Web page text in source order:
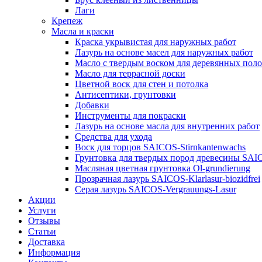
Лаги
Крепеж
Масла и краски
Краска укрывистая для наружных работ
Лазурь на основе масел для наружных работ
Масло с твердым воском для деревянных
Масло для террасной доски
Цветной воск для стен и потолка
Антисептики, грунтовки
Добавки
Инструменты для покраски
Лазурь на основе масла для внутренних работ
Средства для ухода
Воск для торцов SAICOS-Stirnkantenwachs
Грунтовка для твердых пород древесины
Масляная цветная грунтовка Ol-grundierung
Прозрачная лазурь SAICOS-Klarlasur-biozidfrei
Серая лазурь SAICOS-Vergrauungs-Lasur
Акции
Услуги
Отзывы
Статьи
Доставка
Информация